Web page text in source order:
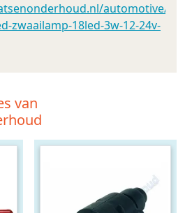
automotive/
zwaailamp-18led-3w-12-24v-
van